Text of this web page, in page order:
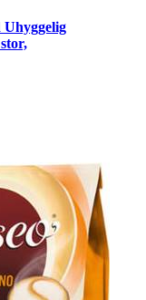
Uhyggelig